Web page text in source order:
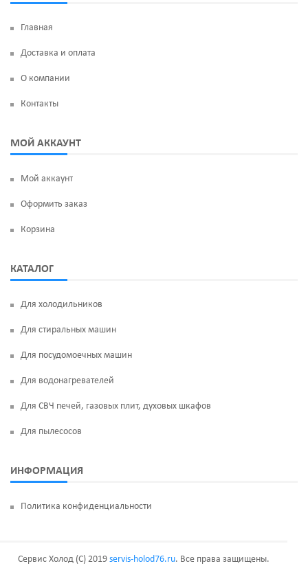
Главная
Доставка и оплата
О компании
Контакты
МОЙ АККАУНТ
Мой аккаунт
Оформить заказ
Корзина
КАТАЛОГ
Для холодильников
Для стиральных машин
Для посудомоечных машин
Для водонагревателей
Для СВЧ печей, газовых плит, духовых шкафов
Для пылесосов
ИНФОРМАЦИЯ
Политика конфиденциальности
Сервис Холод (C) 2019 servis-holod76.ru. Все права защищены.